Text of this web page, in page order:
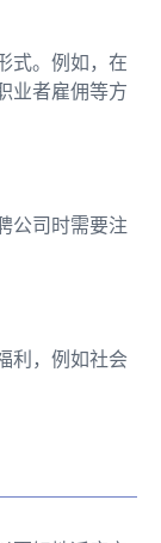
式。例如，在
业者雇佣等方
公司时需要注
利，例如社会